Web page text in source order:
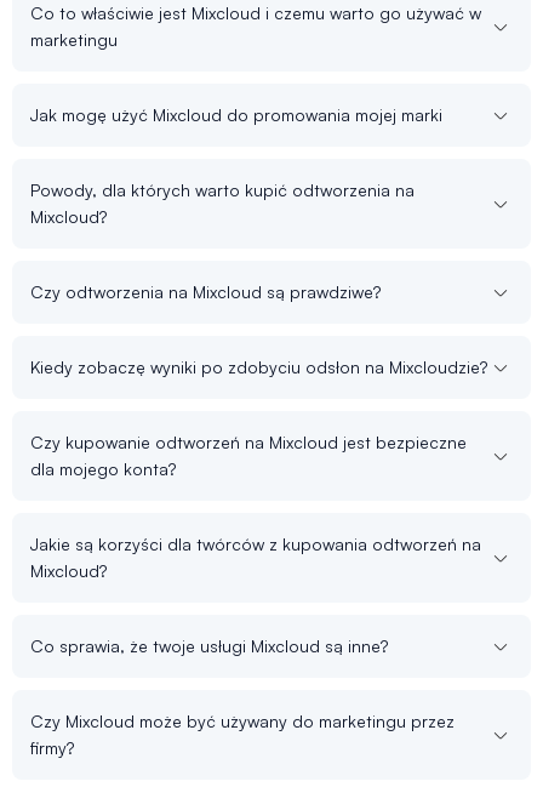
Co to właściwie jest Mixcloud i czemu warto go używać w
marketingu
Jak mogę użyć Mixcloud do promowania mojej marki
Powody, dla których warto kupić odtworzenia na
Mixcloud?
Czy odtworzenia na Mixcloud są prawdziwe?
Kiedy zobaczę wyniki po zdobyciu odsłon na Mixcloudzie?
Czy kupowanie odtworzeń na Mixcloud jest bezpieczne
dla mojego konta?
Jakie są korzyści dla twórców z kupowania odtworzeń na
Mixcloud?
Co sprawia, że twoje usługi Mixcloud są inne?
Czy Mixcloud może być używany do marketingu przez
firmy?